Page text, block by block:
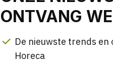
ONTVANG
De nieuwste trends
Horeca